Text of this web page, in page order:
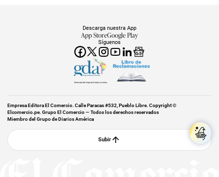
Síguenos
Descarga nuestra App
App StoreGoogle Play
Miembro del Grupo de Diarios América
Empresa Editora El Comercio. Calle Paracas #532, Pueblo Libre. Copyright ©
Elcomercio.pe. Grupo El Comercio — Todos los derechos reservados
Miembro del Grupo de Diarios América
Subir